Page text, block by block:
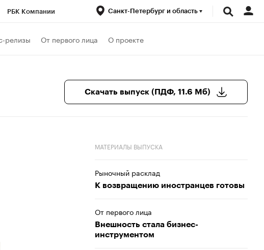
РБК Компании
Спецпроекты
Санкт-Петербург и область
релизы От первого лица О проекте
Скачать выпуск (ПДФ, 11.6 Мб)
МАТЕРИАЛЫ ВЫПУСКА
Рыночный расклад
К возвращению иностранцев готовы
От первого лица
Внешность стала бизнес-
инструментом